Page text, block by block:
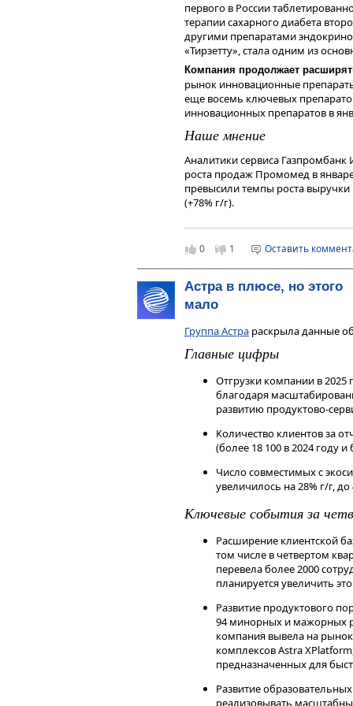
рублей за четвертый квартал
Чтобы инвестировать в акции
сервисеГазпромбанк Инвестиции
Читайте последние новости и
—Газпромбанк Инвестиции
Дисклеймер
Данный справочный и
исключительно в
мнения, сформированного в
являются и не могут
получения дохода от
инструменты. Не является
первого в России
терапии сахарного диабета
другими препаратами
«Тирзетту», стала одним из
Компания продолжает
рынок инновационные
еще восемь ключевых
инновационных препаратов в
Наше мнение
Аналитики сервиса
роста продаж Промомед в
превысили темпы роста выручки
(+78% г/г).
выведенных в рынок с момента
сегментах, в частности,
«Мигрениум и «Мигрениум
«БрейнМакс».
По мнению аналитиков сервиса
Промомедасохраняют
долгосрочных инвесторов.
сервисеГазпромбанк Инвестиции
Читайте последние новости и
Дисклеймер
исключительно в
финансовых инструментов,
являются и не могут
инструменты. Не является
индивидуальной
финансовых инструментов.
0 1 Оставить
Астра в плюсе, но этого
мало
Группа Астра раскрыла данные об
Главные цифры
Отгрузки компании в 2025
благодаря
развитию продуктово-
Количество клиентов за
(более 18 100 в 2024 году и
Число совместимых с
увеличилось на 28% г/г, до
Ключевые события за
Расширение клиентской
том числе в четвертом
перевела более 2000
планируется увеличить
Развитие продуктового
94 минорных и мажорных
компания вывела на
комплексов Astra
предназначенных для
Развитие
реализовывать